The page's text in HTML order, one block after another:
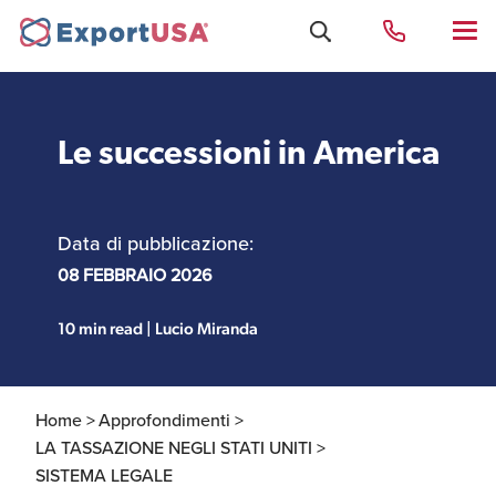
Uffici e Team Exportusa
Uffici e Team
Perchè gli Stati Uniti
Costituzione società e
Visti USA
Le successioni in America
Data di pubblicazione:
08 FEBBRAIO 2026
10 min read | Lucio Miranda
Home >Approfondimenti >
LA TASSAZIONE NEGLI STATI UNITI >
SISTEMA LEGALE